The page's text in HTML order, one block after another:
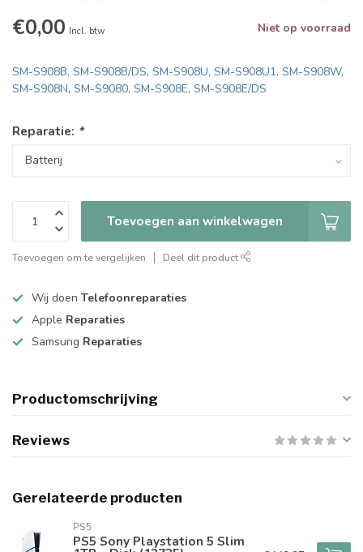
€0,00 Incl. btw Niet op voorraad
SM-S908B, SM-S908B/DS, SM-S908U, SM-S908U1, SM-S908W,
SM-S908N, SM-S9080, SM-S908E, SM-S908E/DS
Reparatie: *
Toevoegen aan winkelwagen
Toevoegen om te vergelijken Deel dit product
Wij doen Telefoonreparaties
Apple Reparaties
Samsung Reparaties
Productomschrijving
Reviews
Gerelateerde producten
PS5
PS5 Sony Playstation 5 Slim